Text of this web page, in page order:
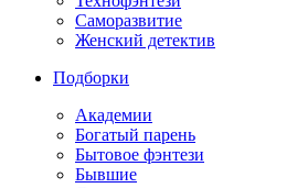
Саморазвитие
Женский детектив
Подборки
Академии
Богатый парень
Бытовое фэнтези
Бывшие